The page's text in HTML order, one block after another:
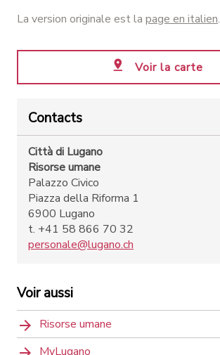
La version originale est la page en italien.
Voir la carte
Contacts
Città di Lugano
Risorse umane
Palazzo Civico
Piazza della Riforma 1
6900 Lugano
t. +41 58 866 70 32
personale@lugano.ch
Voir aussi
Risorse umane
MyLugano